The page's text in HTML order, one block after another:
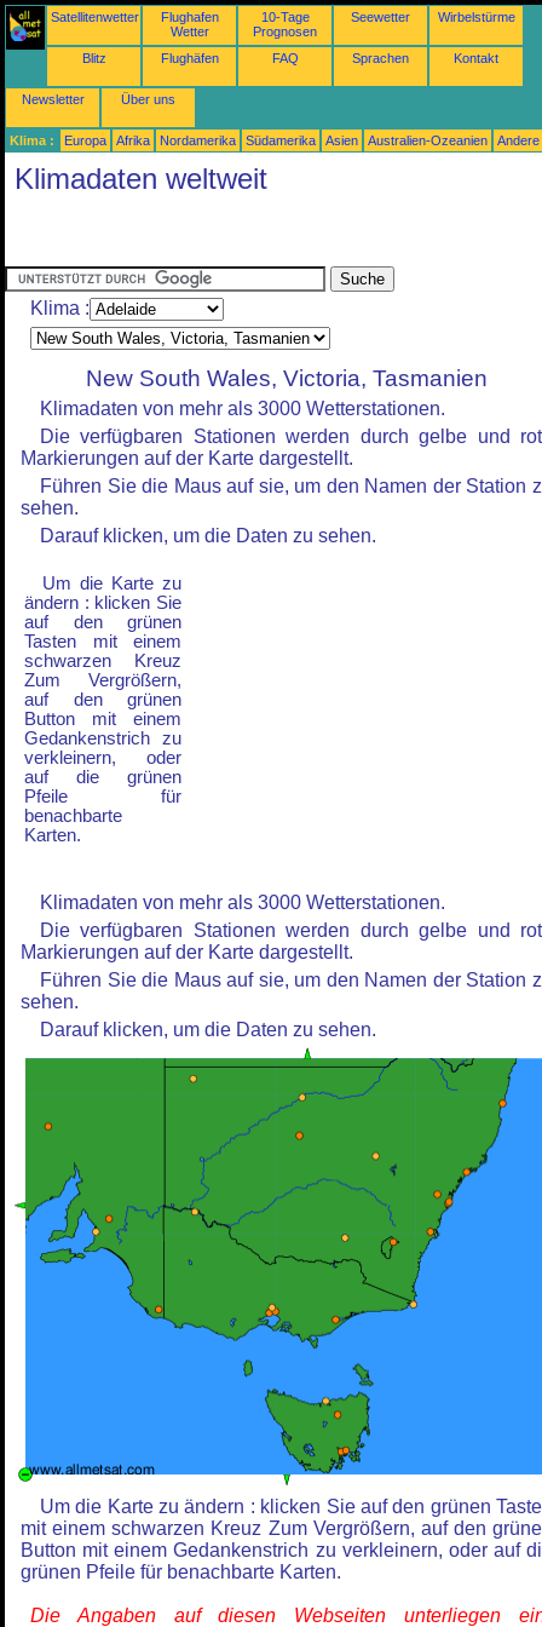
Satellitenwetter
Flughafen
Wetter
10-Tage
Prognosen
Seewetter Wirbelstürme
Blitz Flughäfen FAQ Sprachen Kontakt
Newsletter Über uns
Klima : Europa Afrika Nordamerika Südamerika Asien Australien-Ozeanien Andere
Klimadaten weltweit
Klima :
New South Wales, Victoria, Tasmanien
Klimadaten von mehr als 3000 Wetterstationen.
Die verfügbaren Stationen werden durch gelbe und
Markierungen auf der Karte dargestellt.
Führen Sie die Maus auf sie, um den Namen der Station
sehen.
Darauf klicken, um die Daten zu sehen.
Um die Karte zu
ändern : klicken Sie
auf den grünen
Tasten mit einem
schwarzen Kreuz
Zum Vergrößern,
auf den grünen
Button mit einem
Gedankenstrich zu
verkleinern, oder
auf die grünen
Pfeile für
benachbarte
Karten.
Klimadaten von mehr als 3000 Wetterstationen.
Die verfügbaren Stationen werden durch gelbe und
Markierungen auf der Karte dargestellt.
Führen Sie die Maus auf sie, um den Namen der Station
sehen.
Darauf klicken, um die Daten zu sehen.
Um die Karte zu ändern : klicken Sie auf den grünen
mit einem schwarzen Kreuz Zum Vergrößern, auf den
Button mit einem Gedankenstrich zu verkleinern, oder auf
grünen Pfeile für benachbarte Karten.
Die Angaben auf diesen Webseiten unterliegen